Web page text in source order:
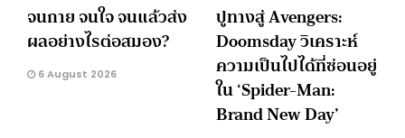
จนกาย จนใจ จนแล้วส่ง
ผลอย่างไรต่อสมอง?
6 August 2026
ปูทางสู่ Avengers:
Doomsday วิเคราะห์
ความเป็นไปได้ที่ซ่อนอยู่
ใน ‘Spider-Man:
Brand New Day’